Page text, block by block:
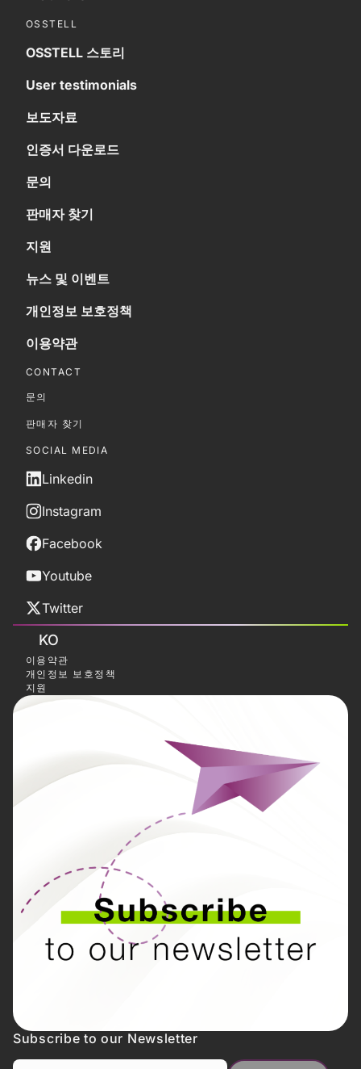
OSSTELL
OSSTELL 스토리
User testimonials
보도자료
인증서 다운로드
문의
판매자 찾기
지원
뉴스 및 이벤트
개인정보 보호정책
이용약관
CONTACT
문의
판매자 찾기
SOCIAL MEDIA
Linkedin
Instagram
Facebook
Youtube
Twitter
KO
이용약관
개인정보 보호정책
지원
Subscribe to our Newsletter